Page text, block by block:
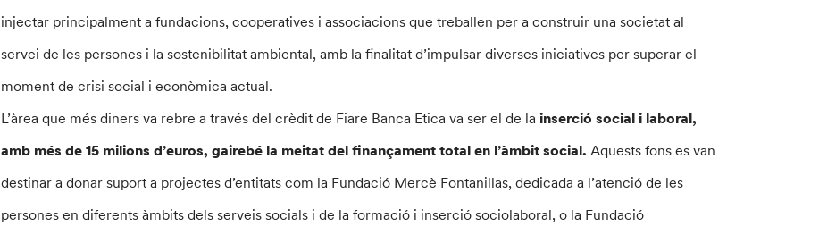
injectar principalment a fundacions, cooperatives i associacions que treballen per a construir una societat al
servei de les persones i la sostenibilitat ambiental, amb la finalitat d’impulsar diverses iniciatives per superar el
moment de crisi social i econòmica actual.
L’àrea que més diners va rebre a través del crèdit de Fiare Banca Etica va ser el de la inserció social i laboral,
amb més de 15 milions d’euros, gairebé la meitat del finançament total en l’àmbit social. Aquests fons es van
destinar a donar suport a projectes d’entitats com la Fundació Mercè Fontanillas, dedicada a l’atenció de les
persones en diferents àmbits dels serveis socials i de la formació i inserció sociolaboral, o la Fundació